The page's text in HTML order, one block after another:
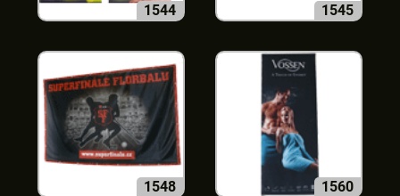
1544 1545
1548 1560